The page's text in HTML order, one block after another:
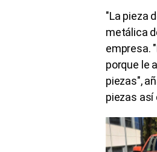
"La pieza
metálica
empresa.
porque le
piezas",
piezas así